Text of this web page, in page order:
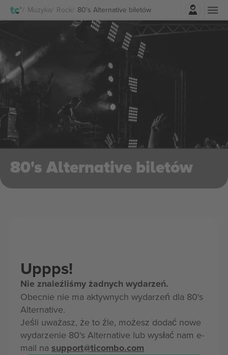
Muzyka Rock 80's Alternative biletów
Zaloguj sie
80's Alternative biletów
Uppps!
Nie znaleźliśmy żadnych wydarzeń.
Obecnie nie ma aktywnych wydarzeń dla 80's
Alternative.
Jeśli uważasz, że to źle, możesz dodać nowe
wydarzenie 80's Alternative lub wysłać nam e-
mail na support@ticombo.com